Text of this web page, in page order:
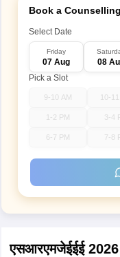
Book a
Select Date
Friday
07 Aug 08
Pick a Slot
9-10 AM 10-
1-2 PM 3-4
6-7 PM 7-8
एसआरएमजेईईई